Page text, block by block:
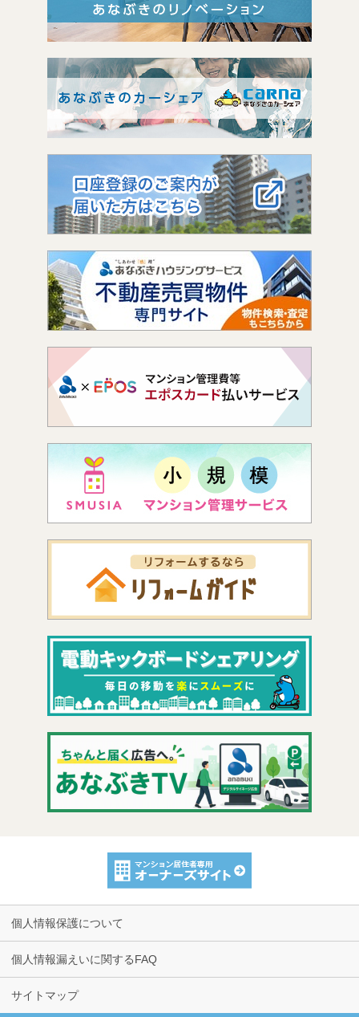
個人情報保護について
個人情報漏えいに関するFAQ
サイトマップ